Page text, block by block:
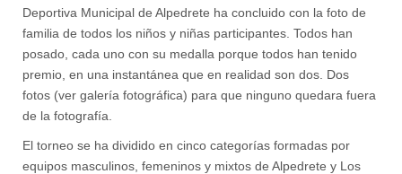
Deportiva Municipal de Alpedrete ha concluido con la foto de
familia de todos los niños y niñas participantes. Todos han
posado, cada uno con su medalla porque todos han tenido
premio, en una instantánea que en realidad son dos. Dos
fotos (ver galería fotográfica) para que ninguno quedara fuera
de la fotografía.
El torneo se ha dividido en cinco categorías formadas por
equipos masculinos, femeninos y mixtos de Alpedrete y Los